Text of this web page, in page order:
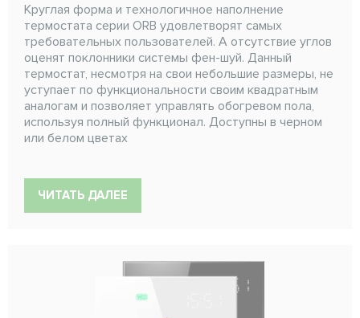
Круглая форма и технологичное наполнение
термостата серии ORB удовлетворят самых
требовательных пользователей. А отсутствие углов
оценят поклонники системы фен-шуй. Данный
термостат, несмотря на свои небольшие размеры, не
уступает по функциональности своим квадратным
аналогам и позволяет управлять обогревом пола,
используя полный функционал. Доступны в черном
или белом цветах
ЧИТАТЬ ДАЛЕЕ